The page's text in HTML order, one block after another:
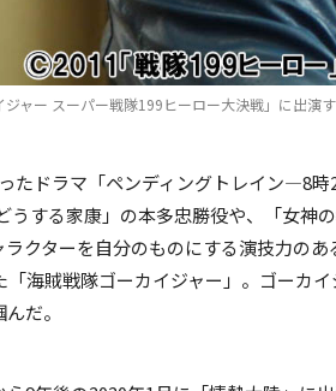
ジャー スーパー戦隊199ヒーロー大決戦」に出演
たドラマ「ペンディングトレイン―8
うする家康」の本多忠勝役や、「女神
ラクターを自分のものにする演技力の
「海賊戦隊ゴーカイジャー」。ゴーカ
だ。